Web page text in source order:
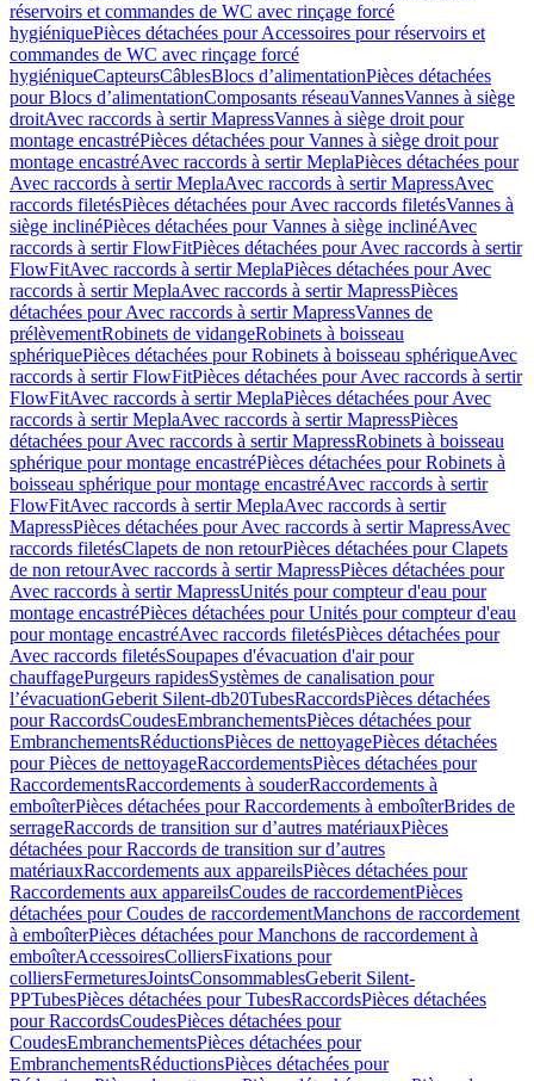
réservoirs et commandes de WC avec rinçage forcé
hygiéniquePièces détachées pour Accessoires pour réservoirs et
commandes de WC avec rinçage forcé
hygiéniqueCapteursCâblesBlocs d’alimentationPièces détachées
pour Blocs d’alimentationComposants réseauVannesVannes à siège
droitAvec raccords à sertir MapressVannes à siège droit pour
montage encastréPièces détachées pour Vannes à siège droit pour
montage encastréAvec raccords à sertir MeplaPièces détachées pour
Avec raccords à sertir MeplaAvec raccords à sertir MapressAvec
raccords filetésPièces détachées pour Avec raccords filetésVannes à
siège inclinéPièces détachées pour Vannes à siège inclinéAvec
raccords à sertir FlowFitPièces détachées pour Avec raccords à sertir
FlowFitAvec raccords à sertir MeplaPièces détachées pour Avec
raccords à sertir MeplaAvec raccords à sertir MapressPièces
détachées pour Avec raccords à sertir MapressVannes de
prélèvementRobinets de vidangeRobinets à boisseau
sphériquePièces détachées pour Robinets à boisseau sphériqueAvec
raccords à sertir FlowFitPièces détachées pour Avec raccords à sertir
FlowFitAvec raccords à sertir MeplaPièces détachées pour Avec
raccords à sertir MeplaAvec raccords à sertir MapressPièces
détachées pour Avec raccords à sertir MapressRobinets à boisseau
sphérique pour montage encastréPièces détachées pour Robinets à
boisseau sphérique pour montage encastréAvec raccords à sertir
FlowFitAvec raccords à sertir MeplaAvec raccords à sertir
MapressPièces détachées pour Avec raccords à sertir MapressAvec
raccords filetésClapets de non retourPièces détachées pour Clapets
de non retourAvec raccords à sertir MapressPièces détachées pour
Avec raccords à sertir MapressUnités pour compteur d'eau pour
montage encastréPièces détachées pour Unités pour compteur d'eau
pour montage encastréAvec raccords filetésPièces détachées pour
Avec raccords filetésSoupapes d'évacuation d'air pour
chauffagePurgeurs rapidesSystèmes de canalisation pour
l’évacuationGeberit Silent-db20TubesRaccordsPièces détachées
pour RaccordsCoudesEmbranchementsPièces détachées pour
EmbranchementsRéductionsPièces de nettoyagePièces détachées
pour Pièces de nettoyageRaccordementsPièces détachées pour
RaccordementsRaccordements à souderRaccordements à
emboîterPièces détachées pour Raccordements à emboîterBrides de
serrageRaccords de transition sur d’autres matériauxPièces
détachées pour Raccords de transition sur d’autres
matériauxRaccordements aux appareilsPièces détachées pour
Raccordements aux appareilsCoudes de raccordementPièces
détachées pour Coudes de raccordementManchons de raccordement
à emboîterPièces détachées pour Manchons de raccordement à
emboîterAccessoiresColliersFixations pour
colliersFermeturesJointsConsommablesGeberit Silent-
PPTubesPièces détachées pour TubesRaccordsPièces détachées
pour RaccordsCoudesPièces détachées pour
CoudesEmbranchementsPièces détachées pour
EmbranchementsRéductionsPièces détachées pour